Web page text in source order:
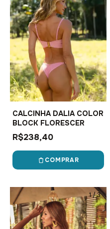
CALCINHA DALIA COLOR
BLOCK FLORESCER
R$238,40
COMPRAR
1/3